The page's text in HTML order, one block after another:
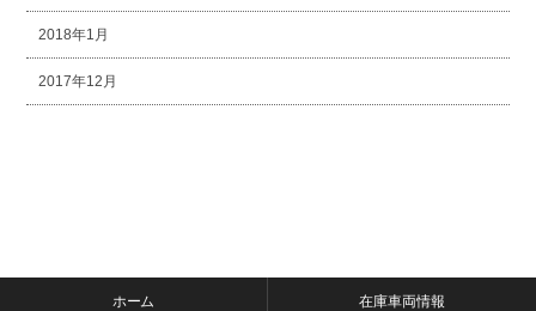
2018年1月
2017年12月
ホーム 在庫車両情報